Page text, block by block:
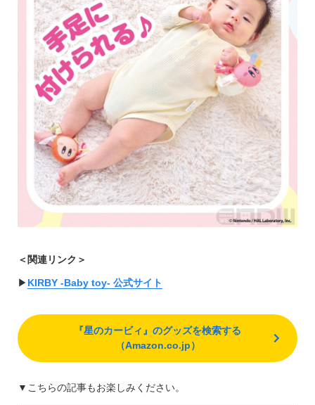
＜関連リンク＞
▶︎ KIRBY -Baby toy- 公式サイト
『星のカービィ』のグッズを検索する
（Amazon.co.jp）
▼こちらの記事もお楽しみください。